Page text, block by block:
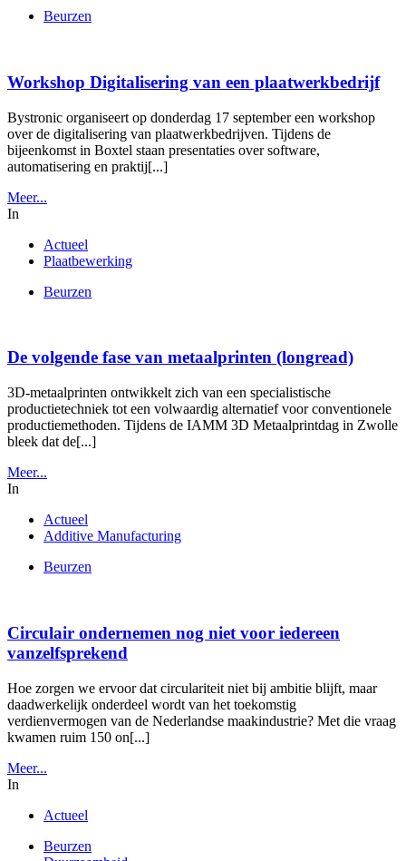
Beurzen
Workshop Digitalisering van een plaatwerkbedrijf
Bystronic organiseert op donderdag 17 september een workshop
over de digitalisering van plaatwerkbedrijven. Tijdens de
bijeenkomst in Boxtel staan presentaties over software,
automatisering en praktij[...]
Meer...
In
Actueel
Plaatbewerking
Beurzen
De volgende fase van metaalprinten (longread)
3D-metaalprinten ontwikkelt zich van een specialistische
productietechniek tot een volwaardig alternatief voor conventionele
productiemethoden. Tijdens de IAMM 3D Metaalprintdag in Zwolle
bleek dat de[...]
Meer...
In
Actueel
Additive Manufacturing
Beurzen
Circulair ondernemen nog niet voor iedereen
vanzelfsprekend
Hoe zorgen we ervoor dat circulariteit niet bij ambitie blijft, maar
daadwerkelijk onderdeel wordt van het toekomstig
verdienvermogen van de Nederlandse maakindustrie? Met die vraag
kwamen ruim 150 on[...]
Meer...
In
Actueel
Beurzen